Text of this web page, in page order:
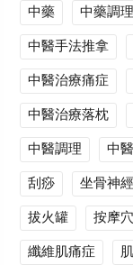
中藥 中藥調理
中醫手法推拿
中醫治療痛症
中醫治療落枕
中醫調理
中
刮痧
坐骨神
拔火罐
按摩
纖維肌痛症